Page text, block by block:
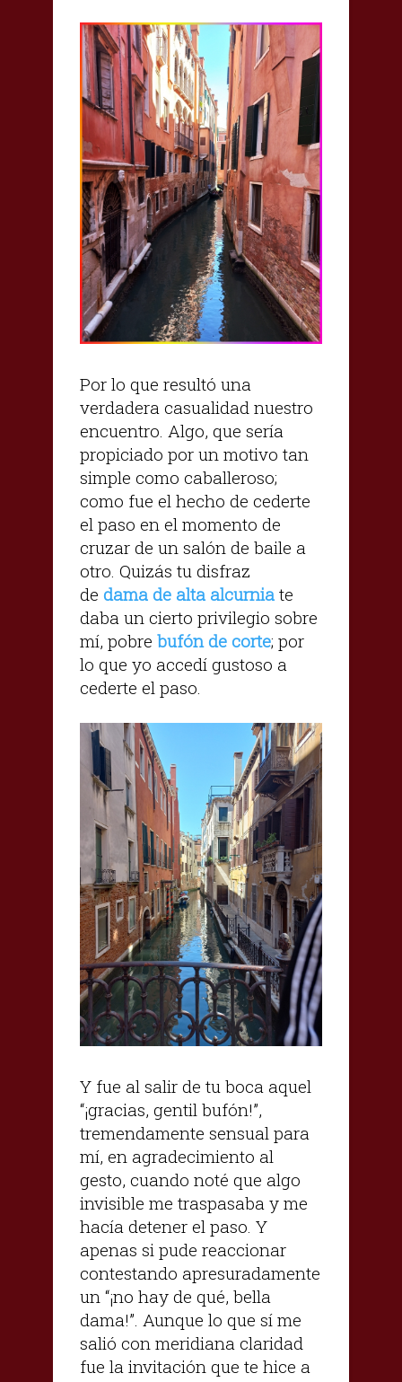
Por lo que resultó una
verdadera casualidad nuestro
encuentro. Algo, que sería
propiciado por un motivo tan
simple como caballeroso;
como fue el hecho de cederte
el paso en el momento de
cruzar de un salón de baile a
otro. Quizás tu disfraz
de dama de alta alcurnia te
daba un cierto privilegio sobre
mí, pobre bufón de corte; por
lo que yo accedí gustoso a
cederte el paso.
Y fue al salir de tu boca aquel
“¡gracias, gentil bufón!”,
tremendamente sensual para
mí, en agradecimiento al
gesto, cuando noté que algo
invisible me traspasaba y me
hacía detener el paso. Y
apenas si pude reaccionar
contestando apresuradamente
un “¡no hay de qué, bella
dama!”. Aunque lo que sí me
salió con meridiana claridad
fue la invitación que te hice a